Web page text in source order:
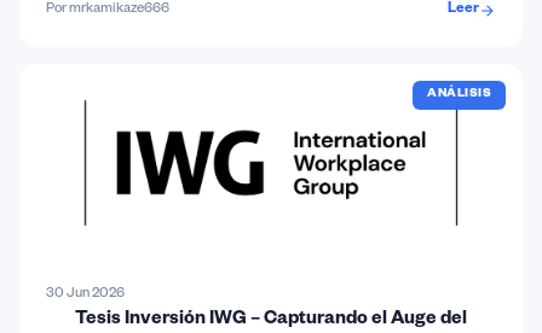
Por mrkamikaze666 Leer
ANÁLISIS
30 Jun 2026
Tesis Inversión IWG – Capturando el Auge del